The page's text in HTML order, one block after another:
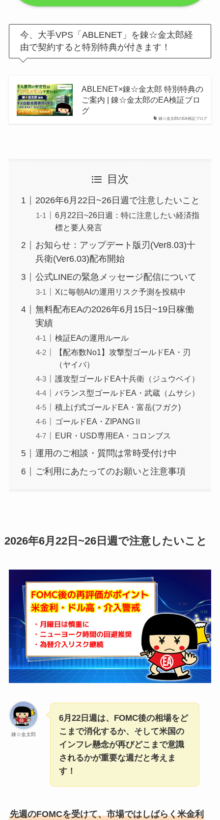
今、大手VPS「ABLENET」を錬☆金太郎経
由で契約すると特別特典が付きます！
錬☆金太郎のEA検証ブログ
ABLENET×錬☆金太郎 特別特典の
ご案内 | 錬☆金太郎のEA検証ブロ
グ
目次
2026年6月22日~26日週で注意したいこと
6月22日~26日週：特に注意したい経済指
標と要人発言
お知らせ：アップデート版刃(Ver8.03)十
兵衛(Ver6.03)配布開始
公式LINEの緊急メッセージ配信について
Xに毎朝AIの運用リスク予測を投稿中
無料配布EAの2026年6月15日~19日稼働
実績
検証EAの運用ルール
【配布数No1】攻撃型ゴールドEA・刃
（ヤイバ）
護攻型ゴールドEA十兵衛（ジュウベイ）
バランス型ゴールドEA・武蔵（ムサシ）
積上げ式ゴールドEA・富岳(フガク)
ゴールドEA・ZIPANGⅡ
EUR・USD専用EA・コロンブス
運用のご相談・質問は常時受付け中
ご利用にあたってのお願いと注意事項
2026年6月22日~26日週で注意したいこと
錬☆金太郎
6月22日週は、FOMC後の相場をど
こまで消化するか、そして米国の
インフレ懸念が再びどこまで意識
されるかが重要な週だと考えま
す！
先週のFOMCを受けて、市場ではしばらく米金利